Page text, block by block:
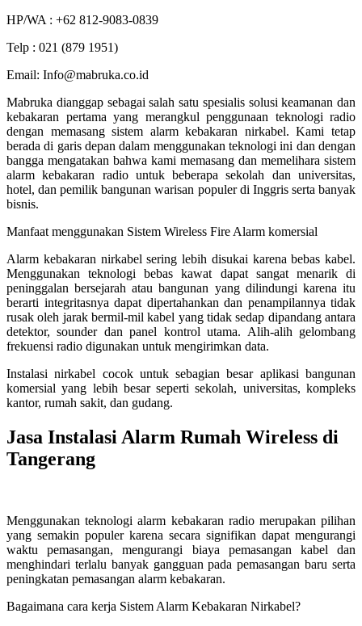
HP/WA : +62 812-9083-0839
Telp : 021 (879 1951)
Email: Info@mabruka.co.id
Mabruka dianggap sebagai salah satu spesialis solusi keamanan dan
kebakaran pertama yang merangkul penggunaan teknologi radio
dengan memasang sistem alarm kebakaran nirkabel. Kami tetap
berada di garis depan dalam menggunakan teknologi ini dan dengan
bangga mengatakan bahwa kami memasang dan memelihara sistem
alarm kebakaran radio untuk beberapa sekolah dan universitas,
hotel, dan pemilik bangunan warisan populer di Inggris serta banyak
bisnis.
Manfaat menggunakan Sistem Wireless Fire Alarm komersial
Alarm kebakaran nirkabel sering lebih disukai karena bebas kabel.
Menggunakan teknologi bebas kawat dapat sangat menarik di
peninggalan bersejarah atau bangunan yang dilindungi karena itu
berarti integritasnya dapat dipertahankan dan penampilannya tidak
rusak oleh jarak bermil-mil kabel yang tidak sedap dipandang antara
detektor, sounder dan panel kontrol utama. Alih-alih gelombang
frekuensi radio digunakan untuk mengirimkan data.
Instalasi nirkabel cocok untuk sebagian besar aplikasi bangunan
komersial yang lebih besar seperti sekolah, universitas, kompleks
kantor, rumah sakit, dan gudang.
Jasa Instalasi Alarm Rumah Wireless di
Tangerang
Menggunakan teknologi alarm kebakaran radio merupakan pilihan
yang semakin populer karena secara signifikan dapat mengurangi
waktu pemasangan, mengurangi biaya pemasangan kabel dan
menghindari terlalu banyak gangguan pada pemasangan baru serta
peningkatan pemasangan alarm kebakaran.
Bagaimana cara kerja Sistem Alarm Kebakaran Nirkabel?